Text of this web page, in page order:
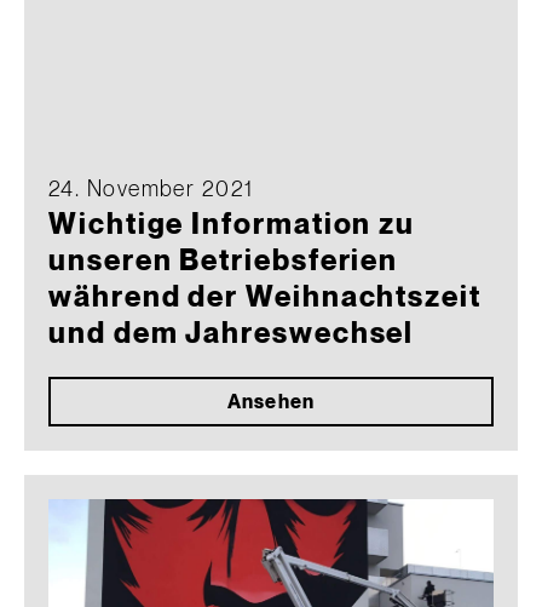
24. November 2021
Wichtige Information zu
unseren Betriebsferien
während der Weihnachtszeit
und dem Jahreswechsel
Ansehen